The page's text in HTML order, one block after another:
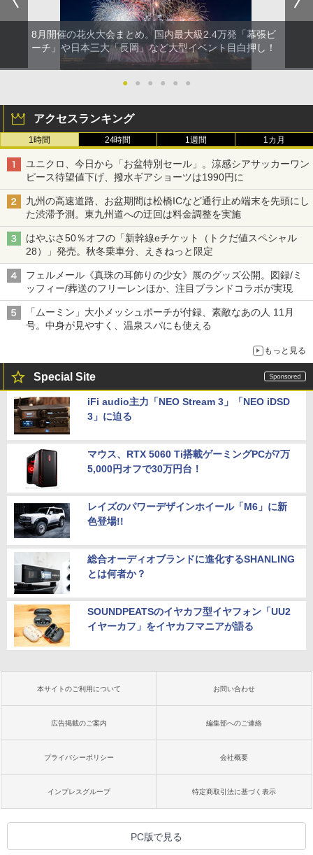
8月開催の花火大会まとめ。国内最大級2.4万発「幕張ビ
ーチ」や日本三大「長岡」など大型イベント目白押し！
● ● ● ● ● ●
アクセスランキング
1時間 24時間 1週間 1カ月
ユニクロ、今日から「お盆特別セール」。涼感シアサッカーワン
ピース待望値下げ、撥水ギアショーツは1990円に
九州の高速道路、お盆期間は松橋ICなど通行止め端末を先頭にし
た渋滞予測。東九州道への迂回は料金調整を実施
はやぶさ50％オフの「新幹線eチケット（トクだ値スペシャル
28）」発売。秋冬乗車分、えきねっと限定
フェルメール《真珠の耳飾りの少女》展のグッズ公開。図録/ミ
ッフィー/葬送のフリーレンほか、注目ブランドコラボが実現
「ムーミン」大小メッシュポーチが付録、素敵なあの人 11月
号。中身が見やすく、温泉スパにも使える
もっと見る
Special Site
iFi audio主力「NEO Stream 3」「NEO iDSD
3」に迫る
マウス、RTX 5060 Ti搭載ゲーミングPCが7万
5,000円オフで30万円台！
レイズのパワーデザインホイール「M6」に新
色登場!!
総合オーディオブランドに進化するSHANLING
とは何者か？
SOUNDPEATSのイヤカフ型イヤフォン「UU2
イヤーカフ」をイヤカフマニアが語る
本サイトのご利用について お問い合わせ
広告掲載のご案内 編集部へのご連絡
プライバシーポリシー 会社概要
インプレスグループ 特定商取引法に基づく表示
PC版で見る